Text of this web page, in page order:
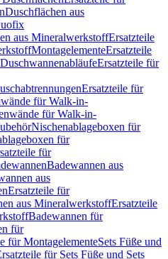
Duschflächen aus
aus MineralwerkstoffErsatzteile
MontagelementeErsatzteile
Ersatzteile für
Ersatzteile für
für Walk-in-
für Walk-in-
Nischenablageboxen für
für
für
Badewannen aus
aus
Ersatzteile für
aus MineralwerkstoffErsatzteile
Badewannen für
für
für MontagelementeSets Füße und
für Sets Füße und Sets